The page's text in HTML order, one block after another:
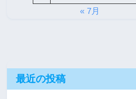
« 7月
最近の投稿